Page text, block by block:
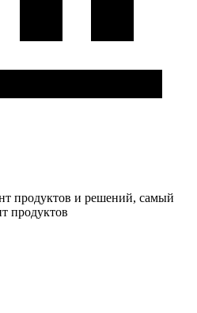
продуктов и решений, самый
продуктов